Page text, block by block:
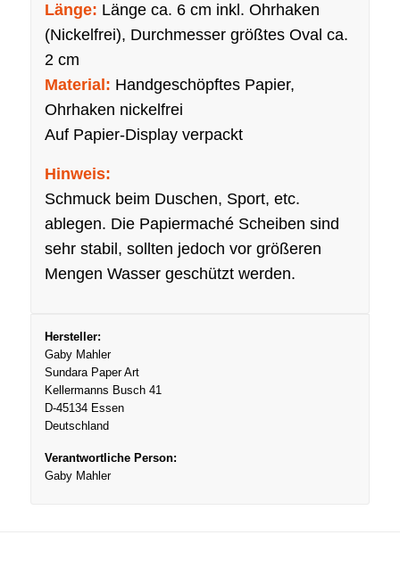
Länge: Länge ca. 6 cm inkl. Ohrhaken
(Nickelfrei), Durchmesser größtes Oval ca.
2 cm
Material: Handgeschöpftes Papier,
Ohrhaken nickelfrei
Auf Papier-Display verpackt
Hinweis:
Schmuck beim Duschen, Sport, etc.
ablegen. Die Papiermaché Scheiben sind
sehr stabil, sollten jedoch vor größeren
Mengen Wasser geschützt werden.
Hersteller:
Gaby Mahler
Sundara Paper Art
Kellermanns Busch 41
D-45134 Essen
Deutschland
Verantwortliche Person:
Gaby Mahler